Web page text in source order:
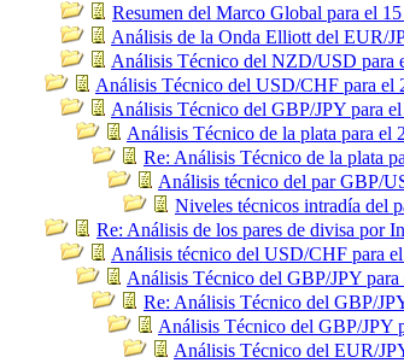
Resumen del Marco Global para el
Análisis de la Onda Elliott del EUR/
Análisis Técnico del NZD/USD para
Análisis Técnico del USD/CHF para el
Análisis Técnico del GBP/JPY para
Análisis Técnico de la plata para el
Re: Análisis Técnico de la plata
Análisis técnico del par GBP/
Niveles técnicos intradía del
Re: Análisis de los pares de divisa por
Análisis técnico del USD/CHF para
Análisis Técnico del GBP/JPY
Re: Análisis Técnico del GBP/
Análisis Técnico del GBP/JPY
Análisis Técnico del EUR/